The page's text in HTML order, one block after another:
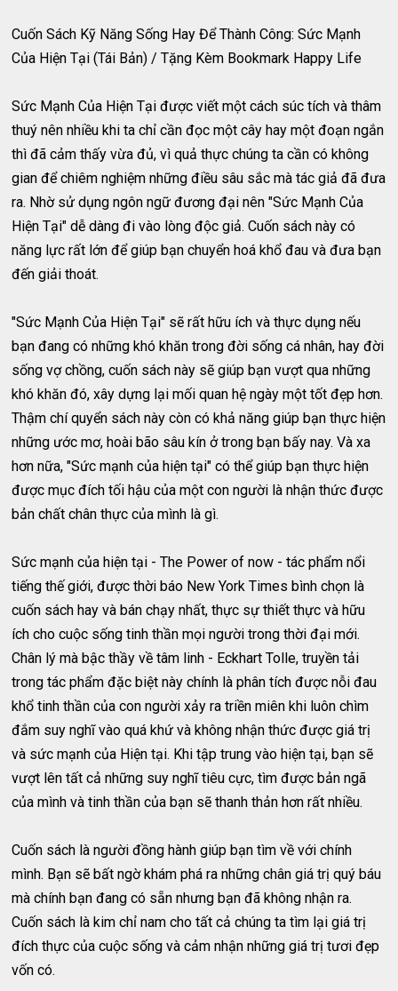
Cuốn Sách Kỹ Năng Sống Hay Để Thành Công: Sức Mạnh
Của Hiện Tại (Tái Bản) / Tặng Kèm Bookmark Happy Life
Sức Mạnh Của Hiện Tại được viết một cách súc tích và thâm
thuý nên nhiều khi ta chỉ cần đọc một cây hay một đoạn ngắn
thì đã cảm thấy vừa đủ, vì quả thực chúng ta cần có không
gian để chiêm nghiệm những điều sâu sắc mà tác giả đã đưa
ra. Nhờ sử dụng ngôn ngữ đương đại nên "Sức Mạnh Của
Hiện Tại" dễ dàng đi vào lòng độc giả. Cuốn sách này có
năng lực rất lớn để giúp bạn chuyển hoá khổ đau và đưa bạn
đến giải thoát.
"Sức Mạnh Của Hiện Tại" sẽ rất hữu ích và thực dụng nếu
bạn đang có những khó khăn trong đời sống cá nhân, hay đời
sống vợ chồng, cuốn sách này sẽ giúp bạn vượt qua những
khó khăn đó, xây dựng lại mối quan hệ ngày một tốt đẹp hơn.
Thậm chí quyển sách này còn có khả năng giúp bạn thực hiện
những ước mơ, hoài bão sâu kín ở trong bạn bấy nay. Và xa
hơn nữa, "Sức mạnh của hiện tại" có thể giúp bạn thực hiện
được mục đích tối hậu của một con người là nhận thức được
bản chất chân thực của mình là gì.
Sức mạnh của hiện tại - The Power of now - tác phẩm nổi
tiếng thế giới, được thời báo New York Times bình chọn là
cuốn sách hay và bán chạy nhất, thực sự thiết thực và hữu
ích cho cuộc sống tinh thần mọi người trong thời đại mới.
Chân lý mà bậc thầy về tâm linh - Eckhart Tolle, truyền tải
trong tác phẩm đặc biệt này chính là phân tích được nỗi đau
khổ tinh thần của con người xảy ra triền miên khi luôn chìm
đắm suy nghĩ vào quá khứ và không nhận thức được giá trị
và sức mạnh của Hiện tại. Khi tập trung vào hiện tại, bạn sẽ
vượt lên tất cả những suy nghĩ tiêu cực, tìm được bản ngã
của mình và tinh thần của bạn sẽ thanh thản hơn rất nhiều.
Cuốn sách là người đồng hành giúp bạn tìm về với chính
mình. Bạn sẽ bất ngờ khám phá ra những chân giá trị quý báu
mà chính bạn đang có sẵn nhưng bạn đã không nhận ra.
Cuốn sách là kim chỉ nam cho tất cả chúng ta tìm lại giá trị
đích thực của cuộc sống và cảm nhận những giá trị tươi đẹp
vốn có.